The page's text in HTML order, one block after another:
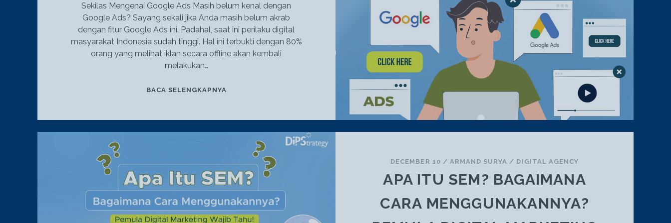
Sekilas Mengenai Google Ads Masih belum kenal dengan
Google Ads? Sayang sekali jika Anda masih belum akrab
dengan fitur Google Ads ini. Padahal, saat ini perilaku digital
masyarakat Indonesia sudah tinggi. Hal ini terbukti dengan 80%
orang yang melihat iklan secara offline akan kembali
melakukan…
BACA SELENGKAPNYA
GOOGLE
APAKAH
PENTING?
DECEMBER 10 / ARMAND SURYA / DIGITAL AGENCY
APA ITU SEM? BAGAIMANA
CARA MENGGUNAKANNYA?